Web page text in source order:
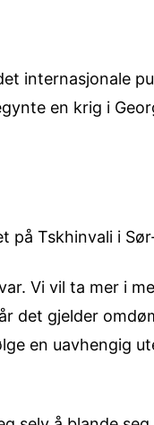
internasjonale
en krig i
på Tskhinvali i
Vi vil ta mer i
det gjelder
en uavhengig